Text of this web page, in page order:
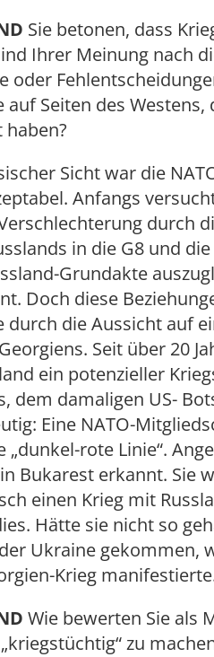
Sie betonen, dass
Ihrer Meinung nach
oder
auf Seiten des
haben?
Sicht war die
Anfangs
durch
in die G8 und
Grundakte
Doch diese
durch die Aussicht auf
Seit über 20
ein potenzieller
dem damaligen US-
Eine NATO-
„dunkel-rote Linie“.
Bukarest erkannt. Sie
einen Krieg mit
Hätte sie nicht so
Ukraine gekommen,
Krieg
Wie bewerten Sie als
zu